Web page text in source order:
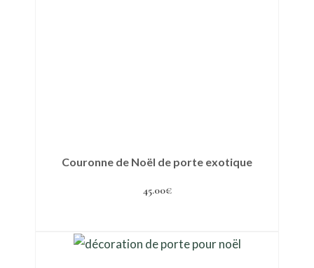
Couronne de Noël de porte exotique
45.00€